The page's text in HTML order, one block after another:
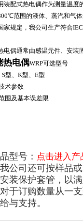
式热电偶作为测量温度的
范围的液体、蒸汽和气
定，我公司生产符合IEC
偶通常由感温元件、安装
热电偶WRP可选型号
、K型、E型
术参数
围及基本误差限
型号： 点击进入产
公司还可按样品
装保护套管，以
于订购数量从一
与支持。